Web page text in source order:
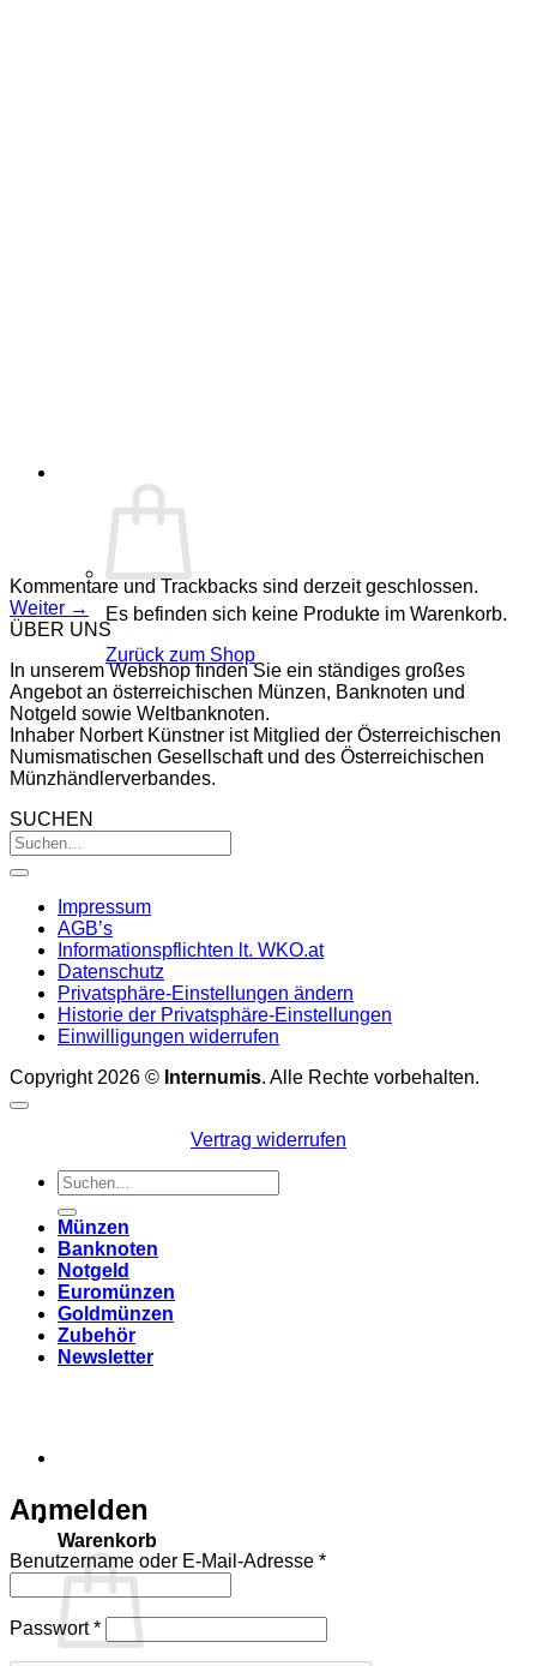
Es befinden sich keine Produkte im Warenkorb.
Zurück zum Shop
Warenkorb
Kommentare und Trackbacks sind derzeit geschlossen.
Weiter →
ÜBER UNS
In unserem Webshop finden Sie ein ständiges großes
Angebot an österreichischen Münzen, Banknoten und
Notgeld sowie Weltbanknoten.
Inhaber Norbert Künstner ist Mitglied der Österreichischen
Numismatischen Gesellschaft und des Österreichischen
Münzhändlerverbandes.
SUCHEN
Impressum
AGB’s
Informationspflichten lt. WKO.at
Datenschutz
Privatsphäre-Einstellungen ändern
Historie der Privatsphäre-Einstellungen
Einwilligungen widerrufen
Copyright 2026 © Internumis. Alle Rechte vorbehalten.
Vertrag widerrufen
Suchen
nach:
Münzen
Banknoten
Notgeld
Euromünzen
Goldmünzen
Zubehör
Newsletter
Anmelden
Benutzername oder E-Mail-Adresse *Erforderlich
Passwort*Erforderlich